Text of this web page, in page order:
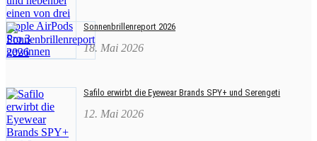
Sonnenbrillenreport 2026
18. Mai 2026
Safilo erwirbt die Eyewear Brands SPY+ und Serengeti
12. Mai 2026